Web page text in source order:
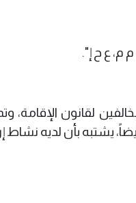
م، ع ح إ".
لقانون الإقامة،
بأن لديه نشاط